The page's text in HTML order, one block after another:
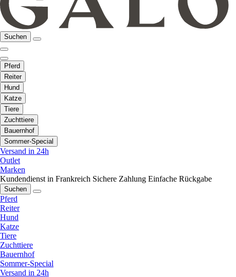
Suchen
Pferd
Reiter
Hund
Katze
Tiere
Zuchttiere
Bauernhof
Sommer-Special
Versand in 24h
Outlet
Marken
Kundendienst in Frankreich Sichere Zahlung Einfache Rückgabe
Suchen
Pferd
Reiter
Hund
Katze
Tiere
Zuchttiere
Bauernhof
Sommer-Special
Versand in 24h